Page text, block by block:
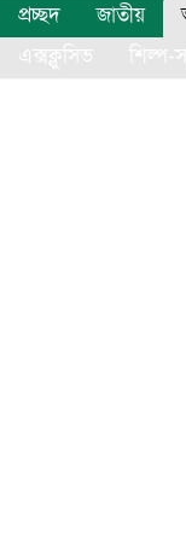
প্রচ্ছদ জাতীয়
এক্সক্লুসিভ
শিল্প-